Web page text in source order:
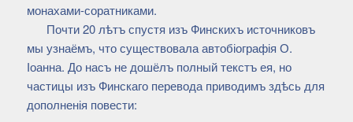
монахами-соратниками.
Почти 20 лѣтъ спустя изъ Финскихъ источниковъ
мы узнаёмъ, что существовала автобіографія О.
Іоанна. До насъ не дошёлъ полный текстъ ея, но
частицы изъ Финскаго перевода приводимъ здѣсь для
дополненія повести: